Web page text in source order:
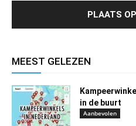
MEEST GELEZEN
in de buurt
Aanbevolen